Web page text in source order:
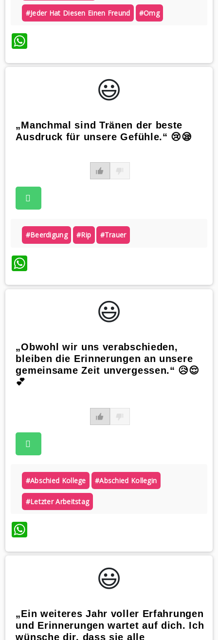
#jeder Hat Diesen Einen Freund #omg
WhatsApp
😃️
„Manchmal sind Tränen der beste
Ausdruck für unsere Gefühle.“ 😢😪
#beerdigung #rip #trauer
WhatsApp
😃️
„Obwohl wir uns verabschieden,
bleiben die Erinnerungen an unsere
gemeinsame Zeit unvergessen.“ 😥😌
💕
#abschied Kollege #abschied Kollegin
#letzter Arbeitstag
WhatsApp
😃️
„Ein weiteres Jahr voller Erfahrungen
und Erinnerungen wartet auf dich. Ich
wünsche dir, dass sie alle